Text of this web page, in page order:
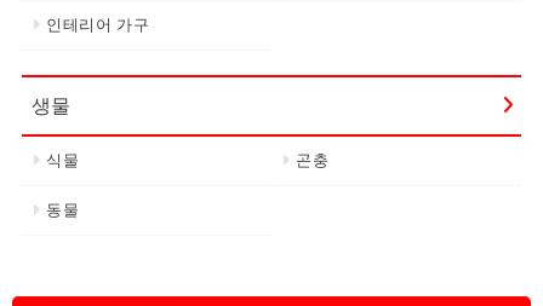
인테리어 가구
생물
식물 곤충
동물